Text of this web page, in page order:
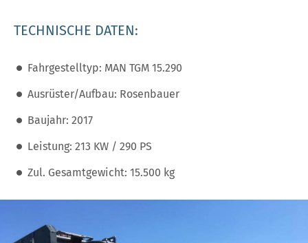
TECHNISCHE DATEN:
Fahrgestelltyp: MAN TGM 15.290
Ausrüster/Aufbau: Rosenbauer
Baujahr: 2017
Leistung: 213 KW / 290 PS
Zul. Gesamtgewicht: 15.500 kg